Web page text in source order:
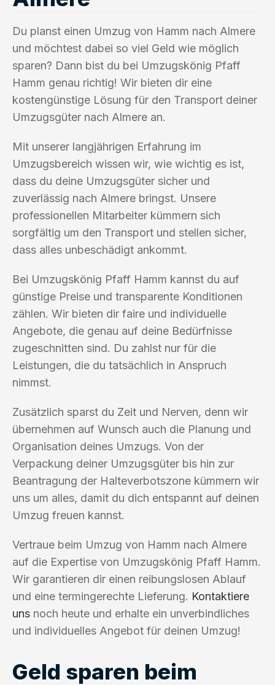
Du planst einen Umzug von Hamm nach Almere
und möchtest dabei so viel Geld wie möglich
sparen? Dann bist du bei Umzugskönig Pfaff
Hamm genau richtig! Wir bieten dir eine
kostengünstige Lösung für den Transport deiner
Umzugsgüter nach Almere an.
Mit unserer langjährigen Erfahrung im
Umzugsbereich wissen wir, wie wichtig es ist,
dass du deine Umzugsgüter sicher und
zuverlässig nach Almere bringst. Unsere
professionellen Mitarbeiter kümmern sich
sorgfältig um den Transport und stellen sicher,
dass alles unbeschädigt ankommt.
Bei Umzugskönig Pfaff Hamm kannst du auf
günstige Preise und transparente Konditionen
zählen. Wir bieten dir faire und individuelle
Angebote, die genau auf deine Bedürfnisse
zugeschnitten sind. Du zahlst nur für die
Leistungen, die du tatsächlich in Anspruch
nimmst.
Zusätzlich sparst du Zeit und Nerven, denn wir
übernehmen auf Wunsch auch die Planung und
Organisation deines Umzugs. Von der
Verpackung deiner Umzugsgüter bis hin zur
Beantragung der Halteverbotszone kümmern wir
uns um alles, damit du dich entspannt auf deinen
Umzug freuen kannst.
Vertraue beim Umzug von Hamm nach Almere
auf die Expertise von Umzugskönig Pfaff Hamm.
Wir garantieren dir einen reibungslosen Ablauf
und eine termingerechte Lieferung. Kontaktiere
uns noch heute und erhalte ein unverbindliches
und individuelles Angebot für deinen Umzug!
Geld sparen beim